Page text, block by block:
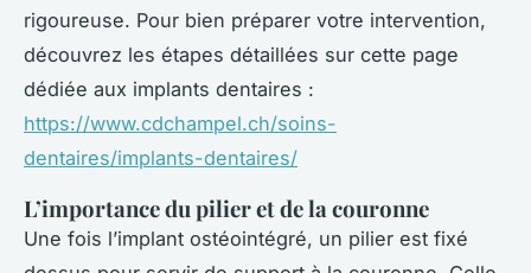
rigoureuse. Pour bien préparer votre intervention,
découvrez les étapes détaillées sur cette page
dédiée aux implants dentaires :
https://www.cdchampel.ch/soins-
dentaires/implants-dentaires/
L’importance du pilier et de la couronne
Une fois l’implant ostéointégré, un pilier est fixé